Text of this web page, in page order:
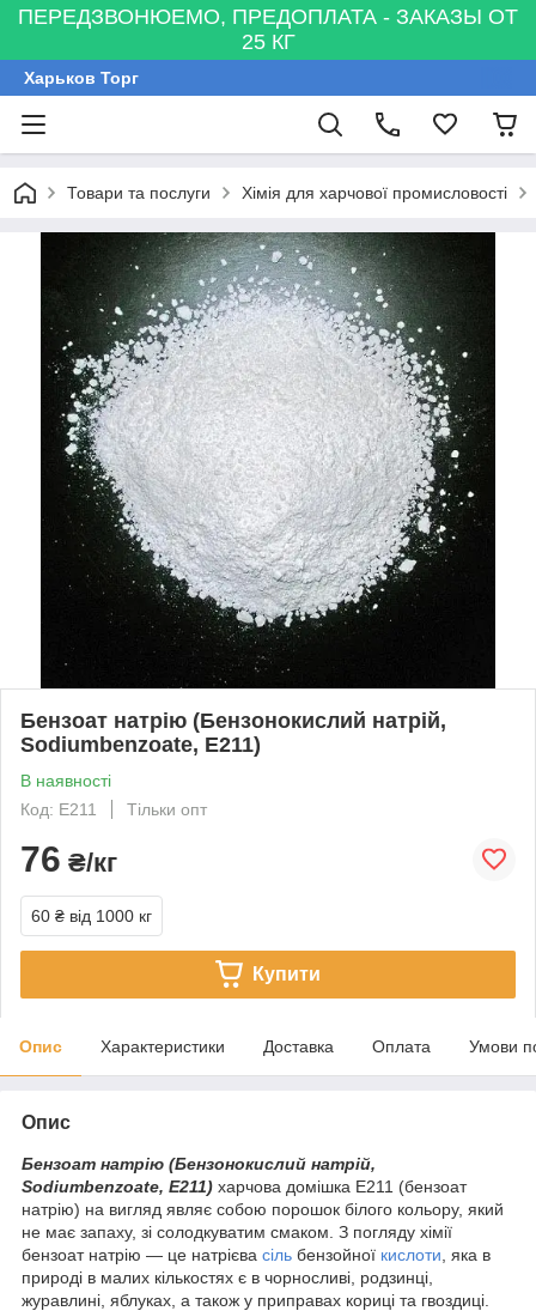
ПЕРЕДЗВОНЮЕМО, ПРЕДОПЛАТА - ЗАКАЗЫ ОТ
25 КГ
Харьков Торг
Товари та послуги Хімія для харчової промисловості
Бензоат натрію (Бензонокислий натрій,
Sodiumbenzoate, E211)
В наявності
Код: E211
Тільки опт
76 ₴/кг
60 ₴ від 1000 кг
Купити
Опис Характеристики Доставка Оплата Умови
Опис
Бензоат натрію (Бензонокислий натрій,
Sodiumbenzoate, E211) харчова домішка Е211 (бензоат
натрію) на вигляд являє собою порошок білого кольору, який
не має запаху, зі солодкуватим смаком. З погляду хімії
бензоат натрію — це натрієва сіль бензойної кислоти , яка в
природі в малих кількостях є в чорносливі, родзинці,
журавлині, яблуках, а також у приправах кориці та гвоздиці.